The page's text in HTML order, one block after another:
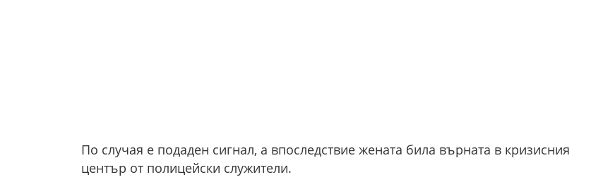
По случая е подаден сигнал, а впоследствие жената била върната в кризисния
център от полицейски служители.